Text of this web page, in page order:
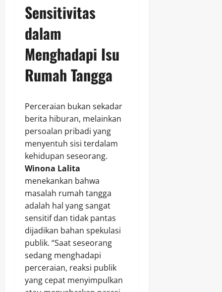
Sensitivitas
dalam
Menghadapi Isu
Rumah Tangga
Perceraian bukan sekadar
berita hiburan, melainkan
persoalan pribadi yang
menyentuh sisi terdalam
kehidupan seseorang.
Winona Lalita
menekankan bahwa
masalah rumah tangga
adalah hal yang sangat
sensitif dan tidak pantas
dijadikan bahan spekulasi
publik. “Saat seseorang
sedang menghadapi
perceraian, reaksi publik
yang cepat menyimpulkan